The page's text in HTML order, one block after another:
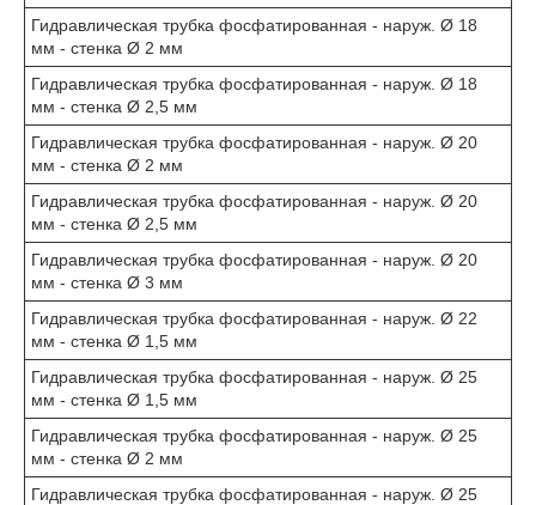
Гидравлическая трубка фосфатированная - наруж. Ø 18
мм - стенка Ø 2 мм
Гидравлическая трубка фосфатированная - наруж. Ø 18
мм - стенка Ø 2,5 мм
Гидравлическая трубка фосфатированная - наруж. Ø 20
мм - стенка Ø 2 мм
Гидравлическая трубка фосфатированная - наруж. Ø 20
мм - стенка Ø 2,5 мм
Гидравлическая трубка фосфатированная - наруж. Ø 20
мм - стенка Ø 3 мм
Гидравлическая трубка фосфатированная - наруж. Ø 22
мм - стенка Ø 1,5 мм
Гидравлическая трубка фосфатированная - наруж. Ø 25
мм - стенка Ø 1,5 мм
Гидравлическая трубка фосфатированная - наруж. Ø 25
мм - стенка Ø 2 мм
Гидравлическая трубка фосфатированная - наруж. Ø 25